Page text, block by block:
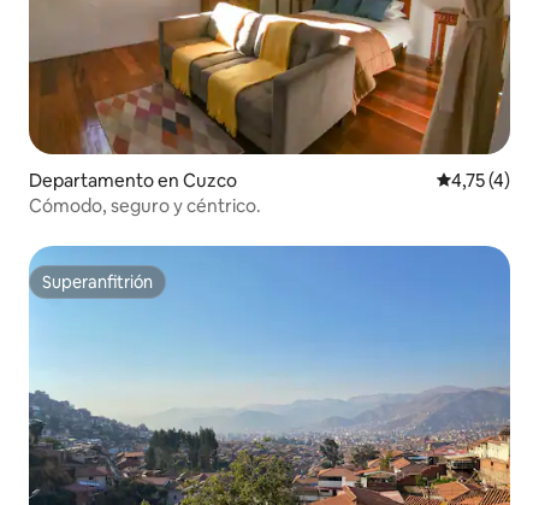
Departamento en Cuzco Calificación
4,75 (4)
Cómodo, seguro y céntrico.
Superanfitrión
Superanfitrión